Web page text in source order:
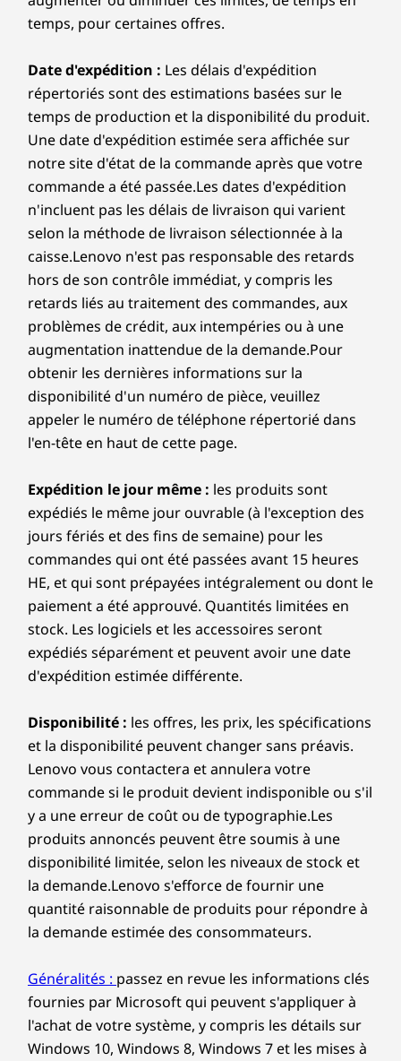
Vantage diagnostiquera et résoudra les problèmes de
performance et de sécurité, améliorera la performance
malveillants.
En savoir plus >
spectacles ou esquissez des idées, cet appareil
polyvalent de 14 pouces dispose d'une
charnière à 360° qui se transforme sans effort
entre les modes ordinateur portable, tente,
support et tablette. Ultra-portable et prêt pour
les projecteurs, choisissez entre Luna Grey ou
le spectaculaire Cosmic Blue.
Brillance
cinématographique
dans chaque pixel
Plongez dans un écran époustouflant et clair,
offrant une vue expansive qui vous attire.
Protégez vos yeux avec la technologie TÜV Low
Blue Light contrôlée par logiciels, qui réduit la
Restez productif,
restez inspiré
Batterie
57 Whr
Prend en charge la charge rapide Boost (15 minutes =
capacité de 2 heures)
Audio
Dolby Audio™
2 x haut-parleurs 2 W
Microphones à double réseau
Caméra
Jusqu'à 1080p FHD infrarouge (IR) Caméra avec
obturateur de confidentialité pour webcam
Les spécifications peuvent varier selon la région/le modèle et la
disponibilité
Connectivité
Gauche :
2 x USB-C®(USB 10 Gbit/s) avec alimentation 3.1
HDMI®1.4 (prend en charge une résolution jusqu'à 4K
à 30 Hz)
Combo casque / microphone
Droite :
Bouton d'alimentation
2 x USB-A (USB 5 Gbit/s)
Lecteur de carte Micro SD
Les vitesses de transfert des ports USB sont approximatives
et dépendent de nombreux facteurs, tels que la capacité de
traitement des appareils hôtes/périphériques, les attributs
des fichiers, la configuration du système et les
environnements d'exploitation ; les vitesses réelles varient et
peuvent être inférieures aux prévisions
Connexion sans fil
Bluetooth®5.2
Les spécifications peuvent varier selon la région/le modèle et la
disponibilité
À partir de
Processeur
Jusqu'à Intel®
Core™ Ultra 7
255H
Système
d'exploitation
Jusqu'à Windows
11 Pro
Mémoire totale
Jusqu'à 24 Go
LPDDR5X
(6400MHz),
double canal
Disque dur
Jusqu'à 1 To M.2
PCIe de 4e
TLC (2242)
Comparer
À partir de
Processeur
Jusqu'à AMD
Ryzen™ AI 7 350
Système
d'exploitation
Jusqu'à Windows
11 Pro
Mémoire totale
Jusqu'à 24 Go
(6400 MHz)
LPDDR5X, double
canal
Disque dur
Jusqu'à 24 Go
(6400 MHz)
canal
Magasiner
Comparer
Jusqu'au
Core™
7
Système
Jusqu'à
11 Pro
Jusqu'à 32
LPDDR5X
canal 6
Disque
Explorer tout Ordinateurs portables
temps, pour certaines offres.
Date d'expédition : Les délais d'expédition
répertoriés sont des estimations basées sur le
temps de production et la disponibilité du produit.
Une date d'expédition estimée sera affichée sur
notre site d'état de la commande après que votre
commande a été passée.Les dates d'expédition
n'incluent pas les délais de livraison qui varient
selon la méthode de livraison sélectionnée à la
caisse.Lenovo n'est pas responsable des retards
hors de son contrôle immédiat, y compris les
retards liés au traitement des commandes, aux
problèmes de crédit, aux intempéries ou à une
augmentation inattendue de la demande.Pour
obtenir les dernières informations sur la
disponibilité d'un numéro de pièce, veuillez
appeler le numéro de téléphone répertorié dans
l'en-tête en haut de cette page.
Expédition le jour même : les produits sont
expédiés le même jour ouvrable (à l'exception des
jours fériés et des fins de semaine) pour les
commandes qui ont été passées avant 15 heures
HE, et qui sont prépayées intégralement ou dont le
paiement a été approuvé. Quantités limitées en
stock. Les logiciels et les accessoires seront
expédiés séparément et peuvent avoir une date
d'expédition estimée différente.
Disponibilité : les offres, les prix, les spécifications
et la disponibilité peuvent changer sans préavis.
Lenovo vous contactera et annulera votre
commande si le produit devient indisponible ou s'il
y a une erreur de coût ou de typographie.Les
produits annoncés peuvent être soumis à une
disponibilité limitée, selon les niveaux de stock et
la demande.Lenovo s'efforce de fournir une
quantité raisonnable de produits pour répondre à
la demande estimée des consommateurs.
Généralités : passez en revue les informations clés
fournies par Microsoft qui peuvent s'appliquer à
l'achat de votre système, y compris les détails sur
Windows 10, Windows 8, Windows 7 et les mises à